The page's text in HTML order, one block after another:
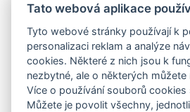
Tato webová aplikace
Tyto webové stránky používají k
personalizaci reklam a analýze
cookies. Některé z nich jsou k
nezbytné, ale o některých
Více o používání souborů cookies
Můžete je povolit všechny,